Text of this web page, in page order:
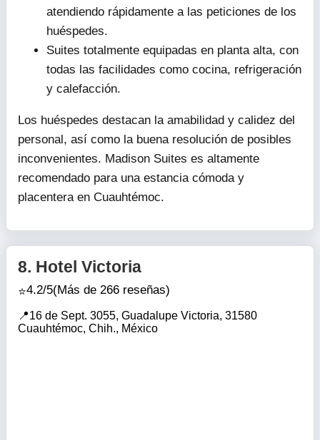
atendiendo rápidamente a las peticiones de los
huéspedes.
Suites totalmente equipadas en planta alta, con
todas las facilidades como cocina, refrigeración
y calefacción.
Los huéspedes destacan la amabilidad y calidez del
personal, así como la buena resolución de posibles
inconvenientes. Madison Suites es altamente
recomendado para una estancia cómoda y
placentera en Cuauhtémoc.
8. Hotel Victoria
4.2/5(Más de 266 reseñas)
16 de Sept. 3055, Guadalupe Victoria, 31580
Cuauhtémoc, Chih., México